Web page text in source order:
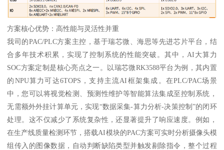
方案核心优势：高性能与灵活性并重
我司的PAC/PLC方案主控，基于瑞芯微、海思等先进芯片平台，结
合多年技术积累，实现了控制系统的性能突破。其中，AI大算力
SOC方案定制是核心亮点之一。以瑞芯微RK3588平台为例，其内置
的NPU算力可达6TOPS，支持主流AI框架集成。在PLC/PAC场景
中，您可以将视觉检测、预测性维护等智能算法集成至控制系统，
无需额外外挂计算单元，实现“数据采集-算力分析-决策控制”的闭环
处理。这不仅减少了系统复杂性，还显著提升了响应速度。例如，
在生产线质量检测环节，搭载AI模块的PAC方案可实时分析摄像头模
组传入的图像数据，自动判断缺陷类型并触发剔除指令，整个过程